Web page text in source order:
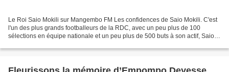
Le Roi Saio Mokili sur Mangembo FM Les confidences de Saio Mokili. C'est
l'un des plus grands footballeurs de la RDC, avec un peu plus de 100
sélections en équipe nationale et un peu plus de 500 buts à son actif, Saio